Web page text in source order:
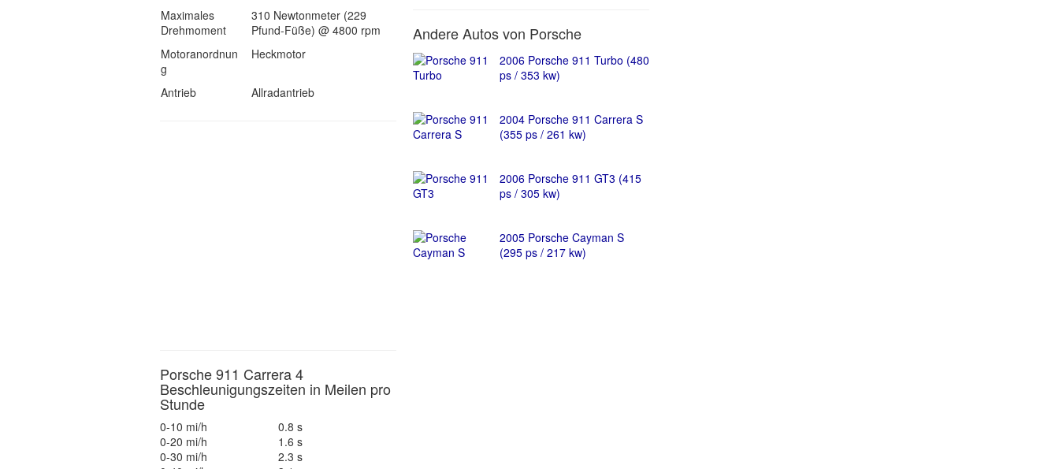
Maximales
Drehmoment
310 Newtonmeter (229
Pfund-Füße) @ 4800 rpm
Motoranordnun
g
Heckmotor
Antrieb Allradantrieb
Porsche 911 Carrera 4
Beschleunigungszeiten in Meilen pro
Stunde
0-10 mi/h
0.8 s
0-20 mi/h
1.6 s
0-30 mi/h
2.3 s
Andere Autos von Porsche
2006 Porsche 911 Turbo (480
ps / 353 kw)
2004 Porsche 911 Carrera S
(355 ps / 261 kw)
2006 Porsche 911 GT3 (415
ps / 305 kw)
2005 Porsche Cayman S
(295 ps / 217 kw)